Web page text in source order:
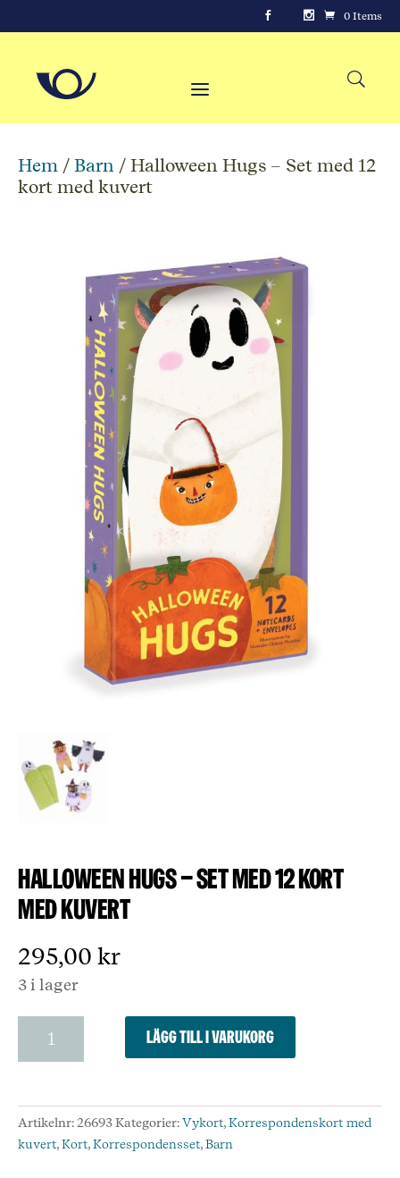
0 Items
Hem / Barn / Halloween Hugs – Set med 12
kort med kuvert
Halloween Hugs – Set med 12 kort
med kuvert
295,00 kr
3 i lager
Hugs
-
med
12
kort
Lägg till i varukorg
Artikelnr: 26693Kategorier:Vykort,Korrespondenskort med
kuvert,Kort,Korrespondensset,Barn